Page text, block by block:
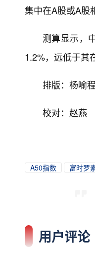
集中在A股或A股
测算显示，
1.2%，远低于其
排版：杨喻程
校对：赵燕
A50指数 富时罗
用户评论